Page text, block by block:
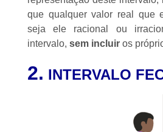
que qualquer valor real
que
seja ele racional ou
intervalo, sem incluiros
2. INTERVALO